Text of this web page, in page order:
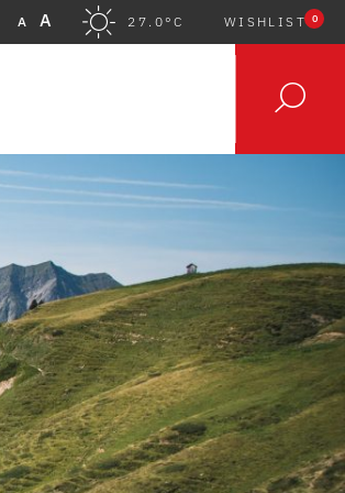
A A 27.0°C WISHLIST 0